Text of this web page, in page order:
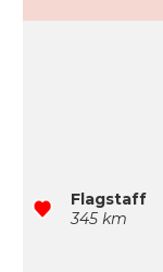
Flagstaff
345 km